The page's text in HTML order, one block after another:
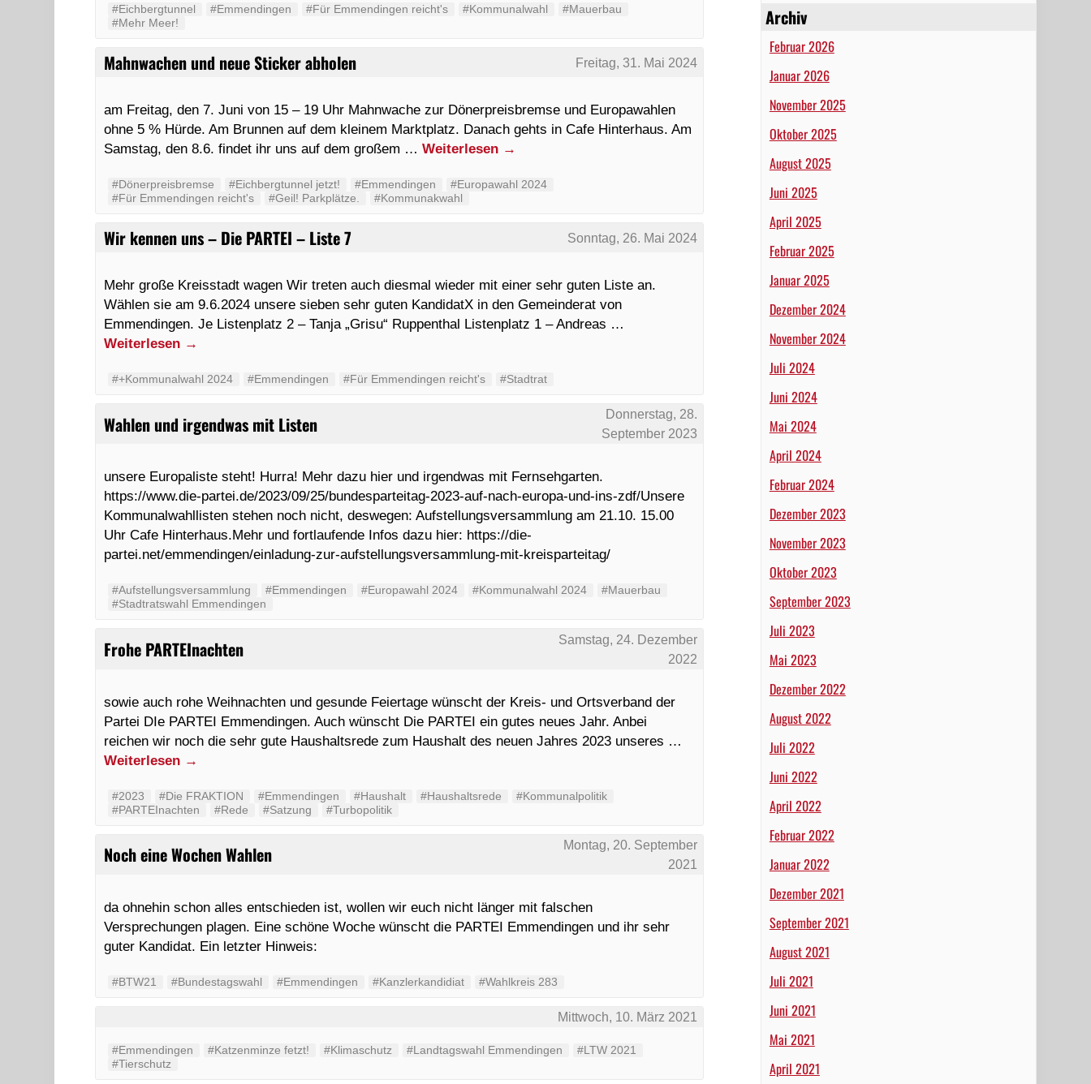
Archiv
Februar 2026
Januar 2026
November 2025
Oktober 2025
August 2025
Juni 2025
April 2025
Februar 2025
Januar 2025
Dezember 2024
November 2024
Juli 2024
Juni 2024
Mai 2024
April 2024
Februar 2024
Dezember 2023
November 2023
Oktober 2023
September 2023
Juli 2023
Mai 2023
Dezember 2022
August 2022
Juli 2022
Juni 2022
April 2022
Februar 2022
Januar 2022
Dezember 2021
September 2021
August 2021
Juli 2021
Juni 2021
Mai 2021
April 2021
#Eichbergtunnel #Emmendingen #Für Emmendingen reicht's #Kommunalwahl
#Mauerbau
#Mehr Meer!
Mahnwachen und neue Sticker abholen Freitag, 31. Mai 2024
am Freitag, den 7. Juni von 15 – 19 Uhr Mahnwache zur Dönerpreisbremse und Europawahlen
ohne 5 % Hürde. Am Brunnen auf dem kleinem Marktplatz. Danach gehts in Cafe Hinterhaus. Am
Samstag, den 8.6. findet ihr uns auf dem großem …Weiterlesen →
#Dönerpreisbremse #Eichbergtunnel jetzt! #Emmendingen
#Europawahl 2024
#Für Emmendingen reicht's
#Geil! Parkplätze. #Kommunakwahl
Wir kennen uns – Die PARTEI – Liste 7 Sonntag, 26. Mai 2024
Mehr große Kreisstadt wagen Wir treten auch diesmal wieder mit einer sehr guten Liste an.
Wählen sie am 9.6.2024 unsere sieben sehr guten KandidatX in den Gemeinderat von
Emmendingen. Je Listenplatz 2 – Tanja „Grisu“ Ruppenthal Listenplatz 1 – Andreas …
Weiterlesen →
#+Kommunalwahl 2024 #Emmendingen #Für Emmendingen reicht's #Stadtrat
Wahlen und irgendwas mit Listen
Donnerstag, 28.
September 2023
unsere Europaliste steht! Hurra! Mehr dazu hier und irgendwas mit Fernsehgarten.
https://www.die-partei.de/2023/09/25/bundesparteitag-2023-auf-nach-europa-und-ins-zdf/Unsere
Kommunalwahllisten stehen noch nicht, deswegen: Aufstellungsversammlung am 21.10. 15.00
Uhr Cafe Hinterhaus.Mehr und fortlaufende Infos dazu hier: https://die-
partei.net/emmendingen/einladung-zur-aufstellungsversammlung-mit-kreisparteitag/
#Aufstellungsversammlung #Emmendingen #Europawahl 2024 #Kommunalwahl 2024
#Mauerbau
#Stadtratswahl Emmendingen
Frohe PARTEInachten
Samstag, 24. Dezember
2022
sowie auch rohe Weihnachten und gesunde Feiertage wünscht der Kreis- und Ortsverband der
Partei DIe PARTEI Emmendingen. Auch wünscht Die PARTEI ein gutes neues Jahr. Anbei
reichen wir noch die sehr gute Haushaltsrede zum Haushalt des neuen Jahres 2023 unseres …
Weiterlesen →
#2023 #Die FRAKTION #Emmendingen #Haushalt #Haushaltsrede
#Kommunalpolitik
#PARTEInachten
#Rede #Satzung #Turbopolitik
Noch eine Wochen Wahlen
Montag, 20. September
2021
da ohnehin schon alles entschieden ist, wollen wir euch nicht länger mit falschen
Versprechungen plagen. Eine schöne Woche wünscht die PARTEI Emmendingen und ihr sehr
guter Kandidat. Ein letzter Hinweis:
#BTW21 #Bundestagswahl #Emmendingen #Kanzlerkandidiat #Wahlkreis 283
Mittwoch, 10. März 2021
#Emmendingen #Katzenminze fetzt! #Klimaschutz #Landtagswahl Emmendingen
#LTW 2021
#Tierschutz